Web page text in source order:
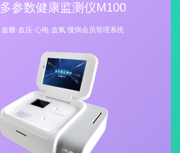
多参数健康监测仪M100
血糖·血压·心电·血氧 慢病会员管理系统